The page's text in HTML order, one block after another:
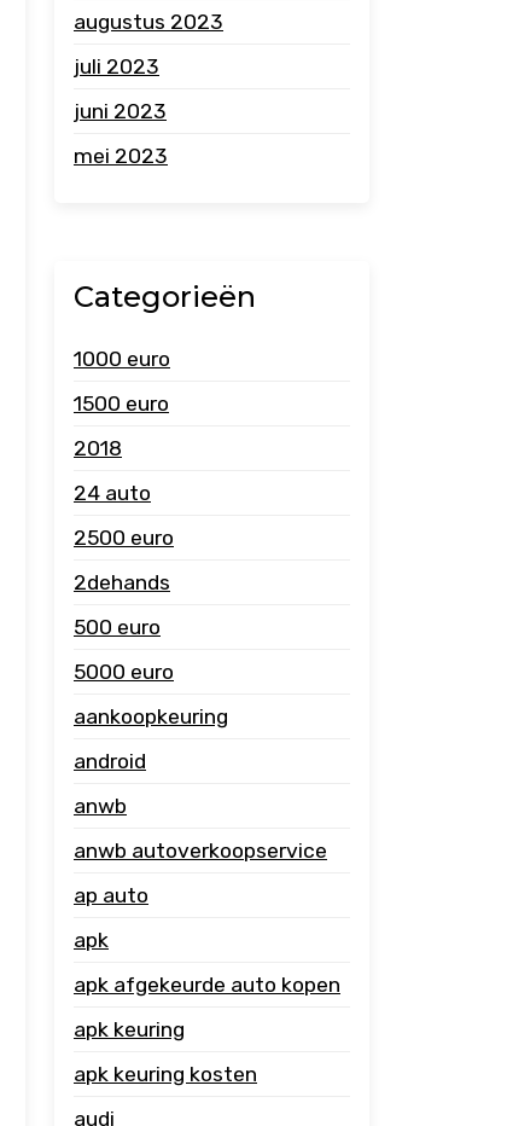
augustus 2023
juli 2023
juni 2023
mei 2023
Categorieën
1000 euro
1500 euro
2018
24 auto
2500 euro
2dehands
500 euro
5000 euro
aankoopkeuring
android
anwb
anwb autoverkoopservice
ap auto
apk
apk afgekeurde auto kopen
apk keuring
apk keuring kosten
audi